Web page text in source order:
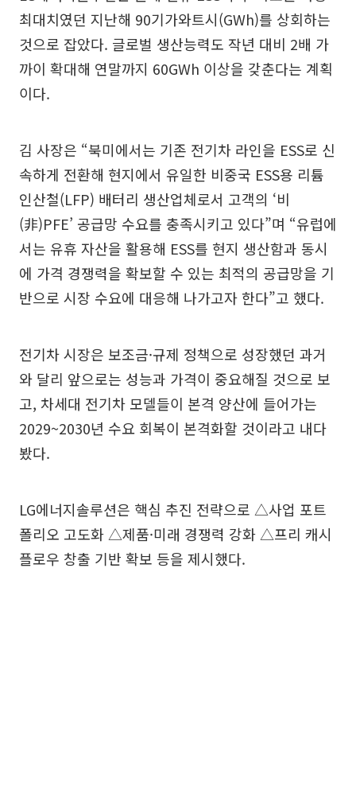
최대치였던 지난해 90기가와트시(GWh)를 상회하는
것으로 잡았다. 글로벌 생산능력도 작년 대비 2배 가
까이 확대해 연말까지 60GWh 이상을 갖춘다는 계획
이다.
김 사장은 “북미에서는 기존 전기차 라인을 ESS로 신
속하게 전환해 현지에서 유일한 비중국 ESS용 리튬
인산철(LFP) 배터리 생산업체로서 고객의 ‘비
(非)PFE’ 공급망 수요를 충족시키고 있다”며 “유럽에
서는 유휴 자산을 활용해 ESS를 현지 생산함과 동시
에 가격 경쟁력을 확보할 수 있는 최적의 공급망을 기
반으로 시장 수요에 대응해 나가고자 한다”고 했다.
전기차 시장은 보조금·규제 정책으로 성장했던 과거
와 달리 앞으로는 성능과 가격이 중요해질 것으로 보
고, 차세대 전기차 모델들이 본격 양산에 들어가는
2029~2030년 수요 회복이 본격화할 것이라고 내다
봤다.
LG에너지솔루션은 핵심 추진 전략으로 △사업 포트
폴리오 고도화 △제품·미래 경쟁력 강화 △프리 캐시
플로우 창출 기반 확보 등을 제시했다.